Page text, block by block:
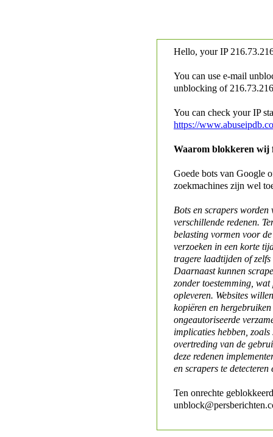
Hello, your IP
You can use e-mail
unblocking of
You can check your IP
https://
Waarom blokkeren wij
Goede bots van Google
zoekmachines zijn wel
Bots en scrapers worden
verschillende redenen.
belasting vormen voor
verzoeken in een korte
tragere laadtijden of
Daarnaast kunnen
zonder toestemming,
opleveren. Websites
kopiëren en
ongeautoriseerde
implicaties hebben,
overtreding van de
deze redenen
en scrapers te detecteren
Ten onrechte